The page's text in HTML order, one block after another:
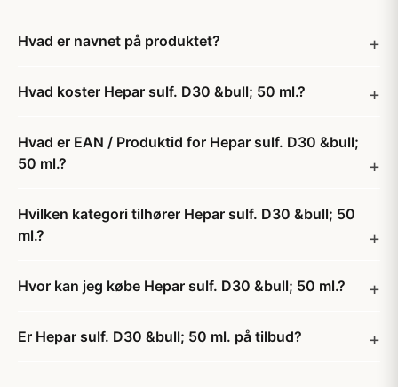
Hvad er navnet på produktet?
Hvad koster Hepar sulf. D30 &bull; 50 ml.?
Hvad er EAN / Produktid for Hepar sulf. D30 &bull;
50 ml.?
Hvilken kategori tilhører Hepar sulf. D30 &bull; 50
ml.?
Hvor kan jeg købe Hepar sulf. D30 &bull; 50 ml.?
Er Hepar sulf. D30 &bull; 50 ml. på tilbud?